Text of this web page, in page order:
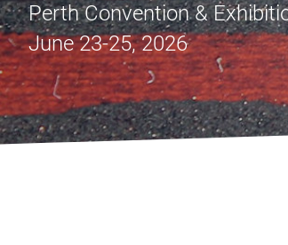
Perth Convention &
June 23-25, 2026